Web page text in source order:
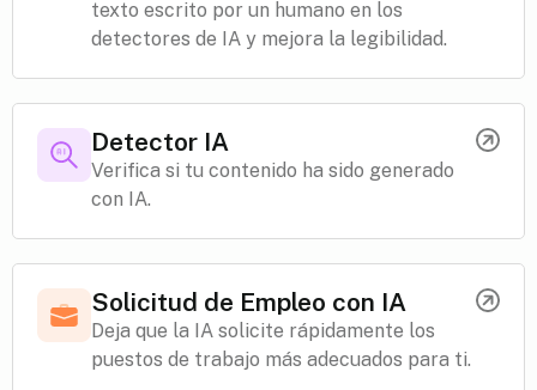
texto escrito por un humano en los
detectores de IA y mejora la legibilidad.
Detector IA
Verifica si tu contenido ha sido generado
con IA.
Solicitud de Empleo con IA
Deja que la IA solicite rápidamente los
puestos de trabajo más adecuados para ti.